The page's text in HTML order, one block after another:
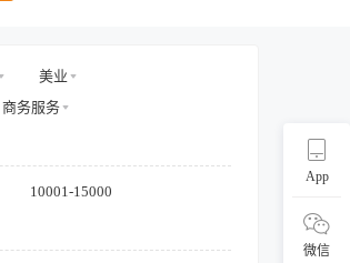
App
微信
美业
商务服务
10001-15000